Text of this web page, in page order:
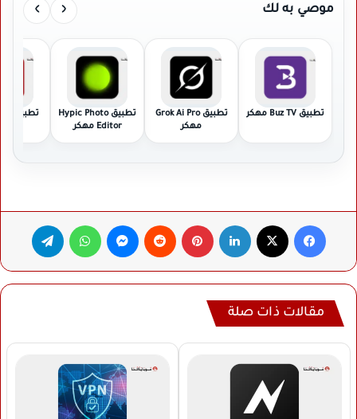
موصي به لك ‹
›
تطبيق Buz TV مهكر
تطبيق Grok Ai Pro
مهكر
تطبيق Hypic Photo
Editor مهكر
فيسبوك لينكدإن بينتيريست ماسنجر واتساب
مقالات ذات صلة